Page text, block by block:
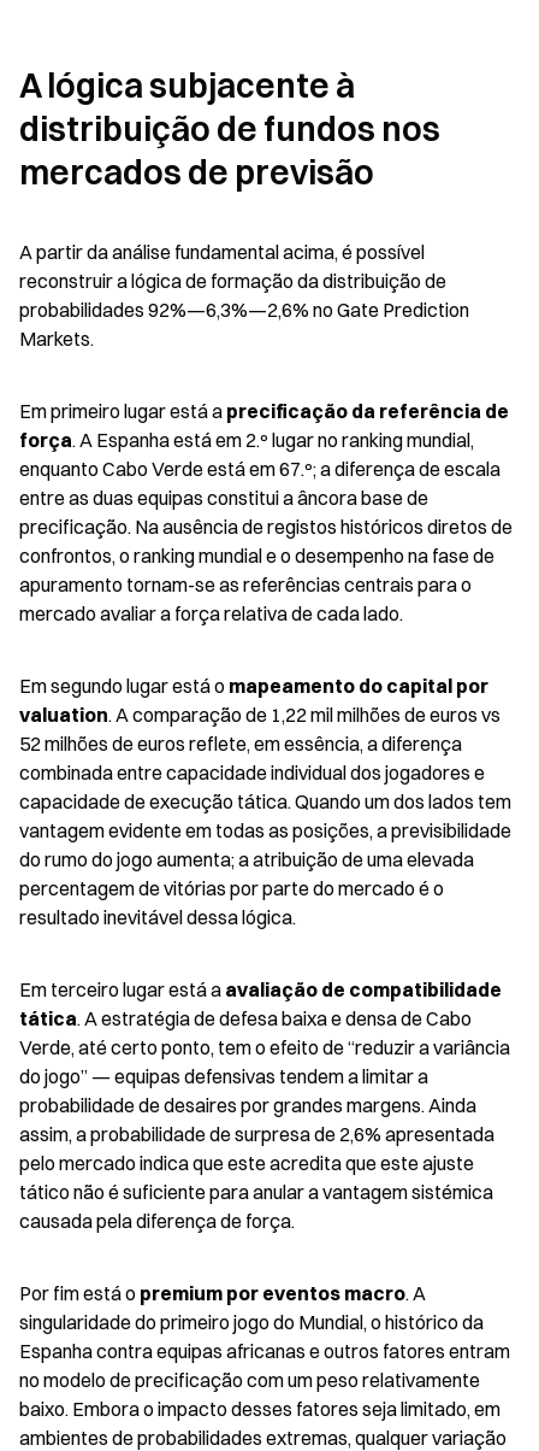
A lógica subjacente à
distribuição de fundos nos
mercados de previsão
A partir da análise fundamental acima, é possível
reconstruir a lógica de formação da distribuição de
probabilidades 92%—6,3%—2,6% no Gate Prediction
Markets.
Em primeiro lugar está a precificação da referência de
força. A Espanha está em 2.º lugar no ranking mundial,
enquanto Cabo Verde está em 67.º; a diferença de escala
entre as duas equipas constitui a âncora base de
precificação. Na ausência de registos históricos diretos de
confrontos, o ranking mundial e o desempenho na fase de
apuramento tornam-se as referências centrais para o
mercado avaliar a força relativa de cada lado.
Em segundo lugar está o mapeamento do capital por
valuation. A comparação de 1,22 mil milhões de euros vs
52 milhões de euros reflete, em essência, a diferença
combinada entre capacidade individual dos jogadores e
capacidade de execução tática. Quando um dos lados tem
vantagem evidente em todas as posições, a previsibilidade
do rumo do jogo aumenta; a atribuição de uma elevada
percentagem de vitórias por parte do mercado é o
resultado inevitável dessa lógica.
Em terceiro lugar está a avaliação de compatibilidade
tática. A estratégia de defesa baixa e densa de Cabo
Verde, até certo ponto, tem o efeito de “reduzir a variância
do jogo” — equipas defensivas tendem a limitar a
probabilidade de desaires por grandes margens. Ainda
assim, a probabilidade de surpresa de 2,6% apresentada
pelo mercado indica que este acredita que este ajuste
tático não é suficiente para anular a vantagem sistémica
causada pela diferença de força.
Por fim está o premium por eventos macro. A
singularidade do primeiro jogo do Mundial, o histórico da
Espanha contra equipas africanas e outros fatores entram
no modelo de precificação com um peso relativamente
baixo. Embora o impacto desses fatores seja limitado, em
ambientes de probabilidades extremas, qualquer variação